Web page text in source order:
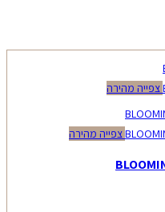
צפייה מהירה
צפייה מהירה